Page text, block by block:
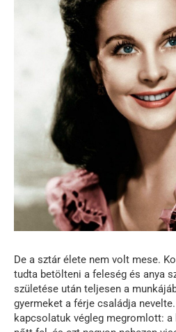
De a sztár élete nem volt mese.
tudta betölteni a feleség és anya
születése után teljesen a
gyermeket a férje családja
kapcsolatuk végleg megromlott: a